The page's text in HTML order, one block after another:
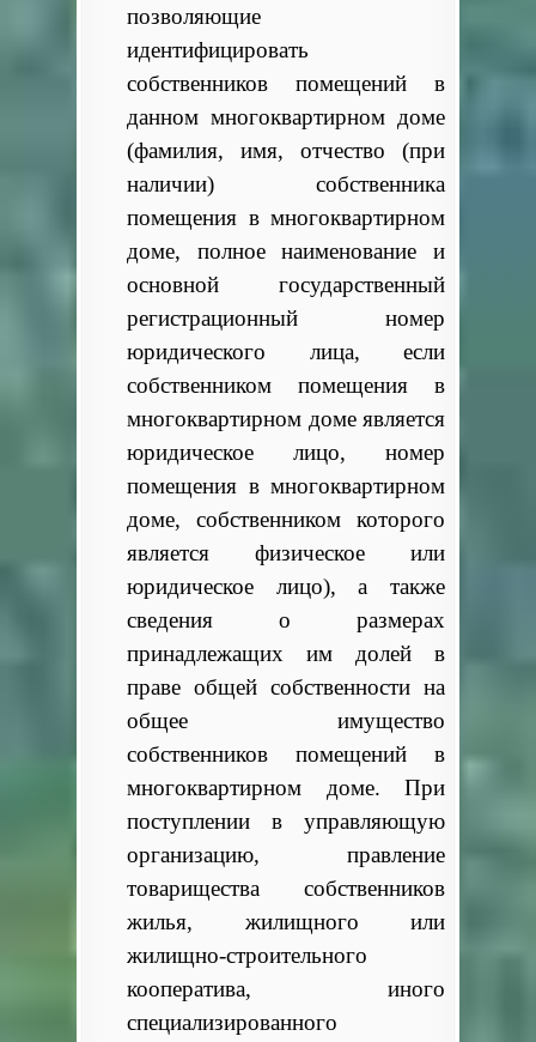
позволяющие
идентифицировать
собственников помещений в
данном многоквартирном доме
(фамилия, имя, отчество (при
наличии) собственника
помещения в многоквартирном
доме, полное наименование и
основной государственный
регистрационный номер
юридического лица, если
собственником помещения в
многоквартирном доме является
юридическое лицо, номер
помещения в многоквартирном
доме, собственником которого
является физическое или
юридическое лицо), а также
сведения о размерах
принадлежащих им долей в
праве общей собственности на
общее имущество
собственников помещений в
многоквартирном доме. При
поступлении в управляющую
организацию, правление
товарищества собственников
жилья, жилищного или
жилищно-строительного
кооператива, иного
специализированного